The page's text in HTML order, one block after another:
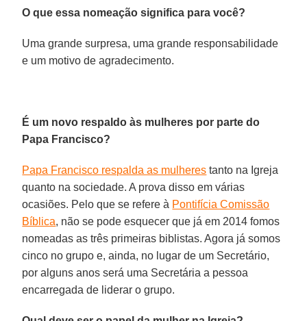
O que essa nomeação significa para você?
Uma grande surpresa, uma grande responsabilidade
e um motivo de agradecimento.
É um novo respaldo às mulheres por parte do
Papa Francisco?
Papa Francisco respalda as mulheres tanto na Igreja
quanto na sociedade. A prova disso em várias
ocasiões. Pelo que se refere à Pontifícia Comissão
Bíblica, não se pode esquecer que já em 2014 fomos
nomeadas as três primeiras biblistas. Agora já somos
cinco no grupo e, ainda, no lugar de um Secretário,
por alguns anos será uma Secretária a pessoa
encarregada de liderar o grupo.